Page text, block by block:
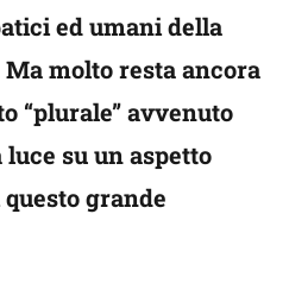
ed umani della
molto resta ancora
“plurale” avvenuto
su un aspetto
grande